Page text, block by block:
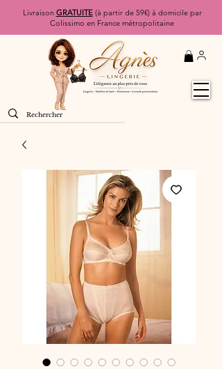
Livraison GRATUITE(à partir de 59€) à domicile par
Colissimo en France métropolitaine